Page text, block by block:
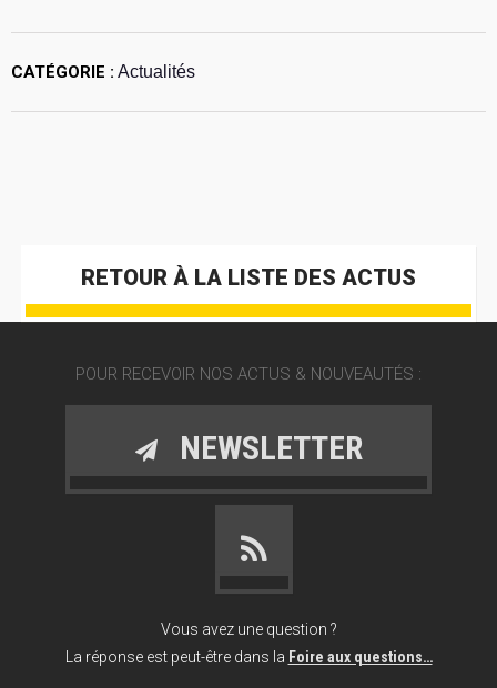
CATÉGORIE : Actualités
RETOUR À LA LISTE DES ACTUS
POUR RECEVOIR NOS ACTUS & NOUVEAUTÉS :
NEWSLETTER
Vous avez une question ?
La réponse est peut-être dans la Foire aux questions…